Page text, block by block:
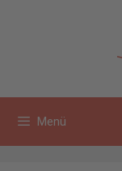
Menü